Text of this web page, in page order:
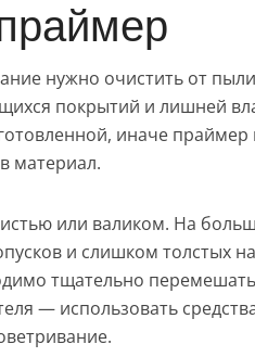
нужно очистить от
покрытий и лишней
иначе
материал.
или валиком. На
и слишком толстых
тщательно
— использовать